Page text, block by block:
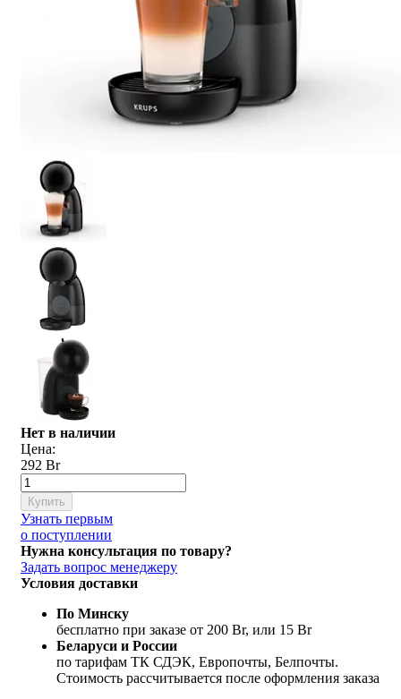
Нет в наличии
Цена:
292 Br
Купить
Узнать первым
о поступлении
Нужна консультация по товару?
Задать вопрос менеджеру
Условия доставки
По Минску
бесплатно при заказе от 200 Br, или 15 Br
Беларуси и России
по тарифам ТК СДЭК, Европочты, Белпочты.
Стоимость рассчитывается после оформления заказа